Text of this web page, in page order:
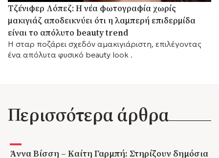
Τζένιφερ Λόπεζ: Η νέα φωτογραφία χωρίς
μακιγιάζ αποδεικνύει ότι η λαμπερή επιδερμίδα
είναι το απόλυτο beauty trend
Η σταρ ποζάρει σχεδόν αμακιγιάριστη, επιλέγοντας
ένα απόλυτα φυσικό beauty look .
Περισσότερα άρθρα
Άννα Βίσση – Καίτη Γαρμπή: Στηρίζουν δημόσια